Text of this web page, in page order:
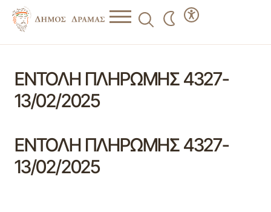
ΕΝΤΟΛΗ ΠΛΗΡΩΜΗΣ 4327-
13/02/2025
ΕΝΤΟΛΗ ΠΛΗΡΩΜΗΣ 4327-
13/02/2025